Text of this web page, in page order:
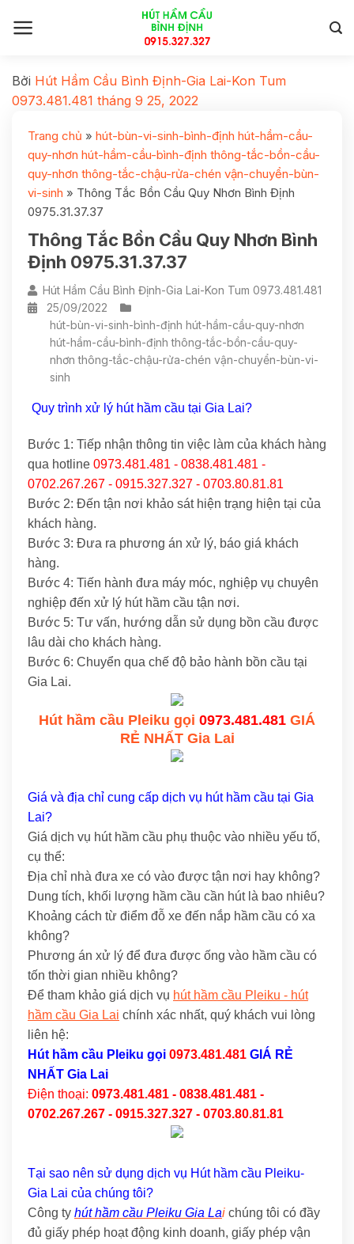
Bởi Hút Hầm Cầu Bình Định-Gia Lai-Kon Tum
0973.481.481 tháng 9 25, 2022
Trang chủ » hút-bùn-vi-sinh-bình-định hút-hầm-cầu-
quy-nhơn hút-hầm-cầu-bình-định thông-tắc-bồn-cầu-
quy-nhơn thông-tắc-chậu-rửa-chén vận-chuyển-bùn-
vi-sinh » Thông Tắc Bồn Cầu Quy Nhơn Bình Định
0975.31.37.37
Thông Tắc Bồn Cầu Quy Nhơn Bình
Định 0975.31.37.37
Hút Hầm Cầu Bình Định-Gia Lai-Kon Tum 0973.481.481
25/09/2022
hút-bùn-vi-sinh-bình-định hút-hầm-cầu-quy-nhơn
hút-hầm-cầu-bình-định thông-tắc-bồn-cầu-quy-
nhơn thông-tắc-chậu-rửa-chén vận-chuyển-bùn-vi-
sinh
Quy trình xử lý hút hầm cầu tại Gia Lai?
Bước 1: Tiếp nhận thông tin việc làm của khách hàng
qua hotline 0973.481.481 - 0838.481.481 -
0702.267.267 - 0915.327.327 - 0703.80.81.81
Bước 2: Đến tận nơi khảo sát hiện trạng hiện tại của
khách hàng.
Bước 3: Đưa ra phương án xử lý, báo giá khách
hàng.
Bước 4: Tiến hành đưa máy móc, nghiệp vụ chuyên
nghiệp đến xử lý hút hầm cầu tận nơi.
Bước 5: Tư vấn, hướng dẫn sử dụng bồn cầu được
lâu dài cho khách hàng.
Bước 6: Chuyển qua chế độ bảo hành bồn cầu tại
Gia Lai.
Hút hầm cầu Pleiku gọi 0973.481.481 GIÁ
RẺ NHẤT Gia Lai
Giá và địa chỉ cung cấp dịch vụ hút hầm cầu tại Gia
Lai?
Giá dịch vụ hút hầm cầu phụ thuộc vào nhiều yếu tố,
cụ thể:
Địa chỉ nhà đưa xe có vào được tận nơi hay không?
Dung tích, khối lượng hầm cầu cần hút là bao nhiêu?
Khoảng cách từ điểm đỗ xe đến nắp hầm cầu có xa
không?
Phương án xử lý để đưa được ống vào hầm cầu có
tốn thời gian nhiều không?
Để tham khảo giá dịch vụ hút hầm cầu Pleiku - hút
hầm cầu Gia Lai chính xác nhất, quý khách vui lòng
liên hệ:
Hút hầm cầu Pleiku gọi 0973.481.481 GIÁ RẺ
NHẤT Gia Lai
Điện thoại: 0973.481.481 - 0838.481.481 -
0702.267.267 - 0915.327.327 - 0703.80.81.81
Tại sao nên sử dụng dịch vụ Hút hầm cầu Pleiku-
Gia Lai của chúng tôi?
Công ty hút hầm cầu Pleiku Gia Lai chúng tôi có đầy
đủ giấy phép hoạt động kinh doanh, giấy phép vận